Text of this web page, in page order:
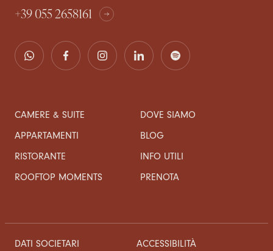
+39 055 2658161
CAMERE & SUITE
APPARTAMENTI
RISTORANTE
ROOFTOP MOMENTS
DOVE SIAMO
BLOG
INFO UTILI
PRENOTA
DATI SOCIETARI ACCESSIBILITÀ